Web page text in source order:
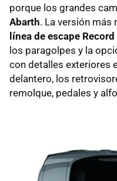
porque los grandes
Abarth. La versión más
línea de escape
los paragolpes y la
con detalles exteriores
delantero, los
remolque, pedales y